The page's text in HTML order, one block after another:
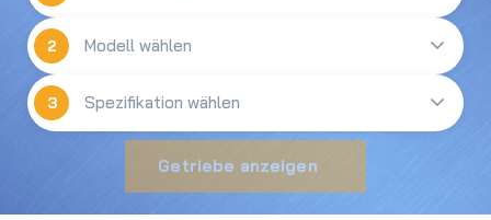
2
3
Getriebe anzeigen